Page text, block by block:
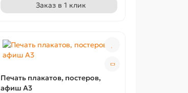
Заказ в 1 клик
Печать плакатов, постеров,
афиш А3